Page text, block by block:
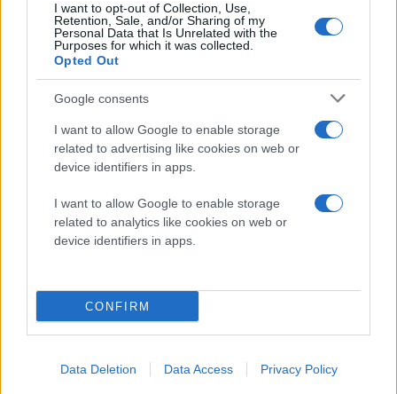
I want to opt-out of Collection, Use,
Retention, Sale, and/or Sharing of my
Personal Data that Is Unrelated with the
Purposes for which it was collected.
Opted Out
Google consents
I want to allow Google to enable storage
related to advertising like cookies on web or
device identifiers in apps.
I want to allow Google to enable storage
related to analytics like cookies on web or
device identifiers in apps.
CONFIRM
Data Deletion Data Access Privacy Policy
βρείτε πολύ χρήσιμη τηνεπίσημη ιστοσελίδατου
Mists of Pandaria, από όπου μπορείτε και να το
αγοράσετε ψηφιακά.